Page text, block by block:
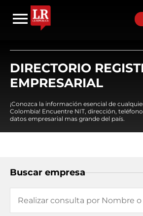
DIRECTORIO
EMPRESARIAL
¡Conozca la información esencial de
Colombia! Encuentre NIT, dirección,
datos empresarial mas grande del país.
Buscar empresa